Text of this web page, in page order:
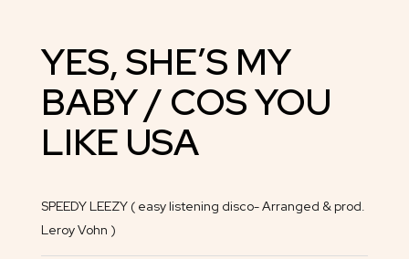
YES, SHE’S MY
BABY / COS YOU
LIKE USA
SPEEDY LEEZY ( easy listening disco- Arranged & prod.
Leroy Vohn )